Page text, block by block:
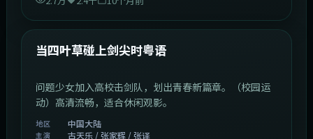
最新
当四叶草碰上剑尖时粤语
问题少女加入高校击剑队，划出青春新篇章。（校园运
动）高清流畅，适合休闲观影。
地区 中国大陆
主演
古天乐 / 张家辉 / 张译